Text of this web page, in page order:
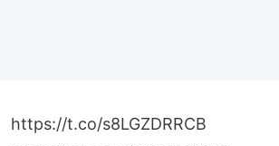
pic.twitter.com/KKQxiFQQpt